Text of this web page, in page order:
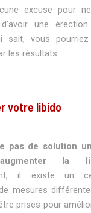
excuse pour
une
sait, vous
les résultats.
votre libido
pas de solution
la
il existe un
mesures
prises pour